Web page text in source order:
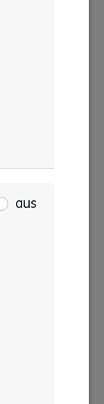
aus
wichtige
Sozial-
aus